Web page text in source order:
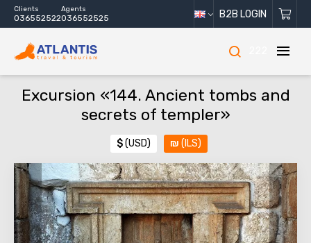
Clients
036552522
Agents
036552525 B2B LOGIN
Excursion «144. Ancient tombs and
secrets of templer»
$(USD) ₪ (ILS)